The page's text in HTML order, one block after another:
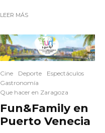
LEER MÁS
Cine Deporte
Espectáculos
Gastronomía
Que hacer en Zaragoza
Fun&Family en
Puerto Venecia